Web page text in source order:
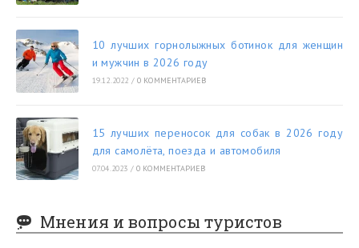
10 лучших горнолыжных ботинок для женщин
и мужчин в 2026 году
19.12.2022 / 0 КОММЕНТАРИЕВ
15 лучших переносок для собак в 2026 году
для самолёта, поезда и автомобиля
07.04.2023 / 0 КОММЕНТАРИЕВ
Мнения и вопросы туристов